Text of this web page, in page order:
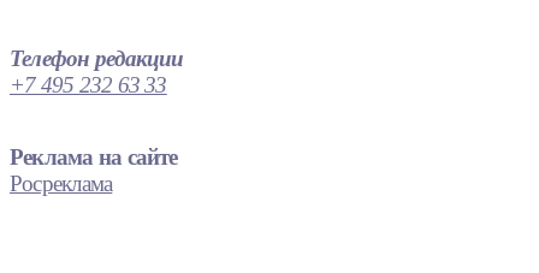
Телефон редакции
+7 495 232 63 33
Реклама на сайте
Росреклама